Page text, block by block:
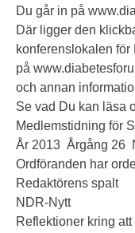
Du går in på
Där ligger den
konferenslokalen
på
och annan
Se vad Du kan läsa
Medlemstidning för
År 2013 Årgång 26
Ordföranden har
Redaktörens spalt
NDR-Nytt
Reflektioner kring